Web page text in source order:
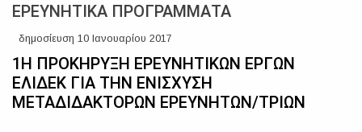
ΕΡΕΥΝΗΤΙΚΑ ΠΡΟΓΡΑΜΜΑΤΑ
δημοσίευση 10 Ιανουαρίου 2017
1Η ΠΡΟΚΗΡΥΞΗ ΕΡΕΥΝΗΤΙΚΩΝ ΕΡΓΩΝ
ΕΛΙΔΕΚ ΓΙΑ ΤΗΝ ΕΝΙΣΧΥΣΗ
ΜΕΤΑΔΙΔΑΚΤΟΡΩΝ ΕΡΕΥΝΗΤΩΝ/ΤΡΙΩΝ